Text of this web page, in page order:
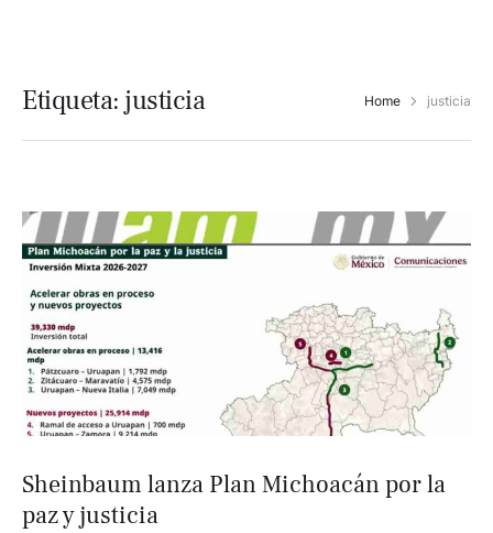
Etiqueta: justicia Home justicia
Sheinbaum lanza Plan Michoacán por la
paz y justicia